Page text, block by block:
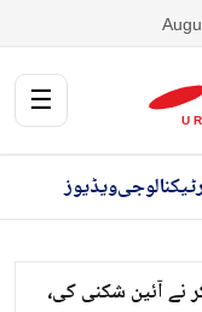
☰
ٹیکنالوجیویڈیوز
نے آئین شکنی کی،